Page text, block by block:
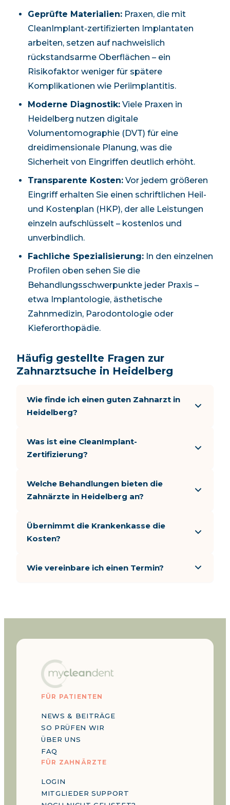
Geprüfte Materialien: Praxen, die mit
CleanImplant-zertifizierten Implantaten
arbeiten, setzen auf nachweislich
rückstandsarme Oberflächen – ein
Risikofaktor weniger für spätere
Komplikationen wie Periimplantitis.
Moderne Diagnostik: Viele Praxen in
Heidelberg nutzen digitale
Volumentomographie (DVT) für eine
dreidimensionale Planung, was die
Sicherheit von Eingriffen deutlich erhöht.
Transparente Kosten: Vor jedem größeren
Eingriff erhalten Sie einen schriftlichen Heil-
und Kostenplan (HKP), der alle Leistungen
einzeln aufschlüsselt – kostenlos und
unverbindlich.
Fachliche Spezialisierung: In den einzelnen
Profilen oben sehen Sie die
Behandlungsschwerpunkte jeder Praxis –
etwa Implantologie, ästhetische
Zahnmedizin, Parodontologie oder
Kieferorthopädie.
Häufig gestellte Fragen zur
Zahnarztsuche in Heidelberg
Wie finde ich einen guten Zahnarzt in
Heidelberg?
Was ist eine CleanImplant-
Zertifizierung?
Welche Behandlungen bieten die
Zahnärzte in Heidelberg an?
Übernimmt die Krankenkasse die
Kosten?
Wie vereinbare ich einen Termin?
FÜR PATIENTEN
NEWS & BEITRÄGE
SO PRÜFEN WIR
ÜBER UNS
FAQ
FÜR ZAHNÄRZTE
LOGIN
MITGLIEDER SUPPORT